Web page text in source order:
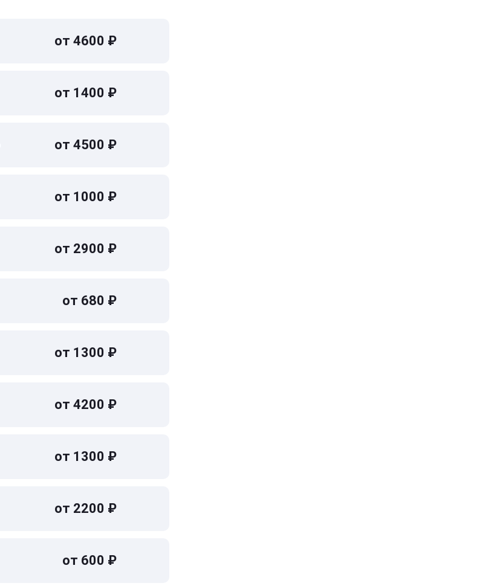
от 4600 ₽
от 1400 ₽
от 4500 ₽
от 1000 ₽
от 2900 ₽
от 680 ₽
от 1300 ₽
от 4200 ₽
от 1300 ₽
от 2200 ₽
от 600 ₽